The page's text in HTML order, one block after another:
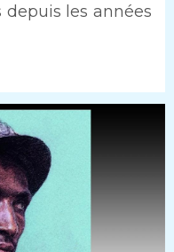
les années